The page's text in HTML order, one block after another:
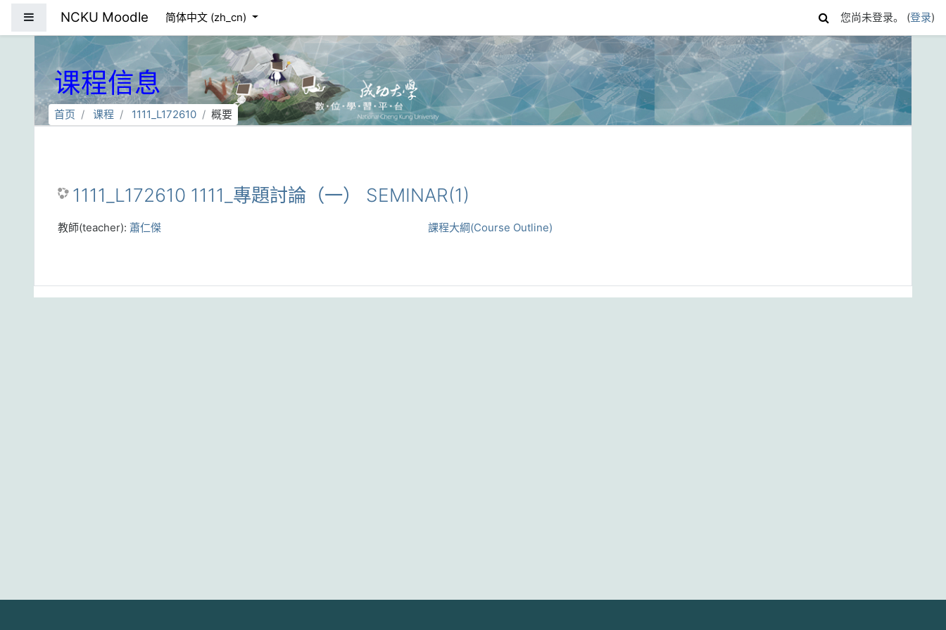
停靠面板NCKU Moodle 简体中文 ‎(zh_cn)‎ 您尚未登录。 (登录)
课程信息
首页 课程 1111_L172610 概要
1111_L172610 1111_專題討論（一） SEMINAR(1)
課程大綱(Course Outline)
教師(teacher): 蕭仁傑